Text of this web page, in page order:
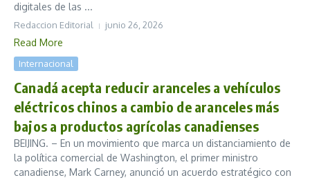
digitales de las ...
Redaccion Editorial junio 26, 2026
Read More
Internacional
Canadá acepta reducir aranceles a vehículos
eléctricos chinos a cambio de aranceles más
bajos a productos agrícolas canadienses
BEIJING. – En un movimiento que marca un distanciamiento de
la política comercial de Washington, el primer ministro
canadiense, Mark Carney, anunció un acuerdo estratégico con